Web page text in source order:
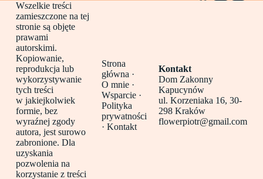
Wszelkie treści
zamieszczone na tej
stronie są objęte
prawami
autorskimi.
Kopiowanie,
reprodukcja lub
wykorzystywanie
tych treści
w jakiejkolwiek
formie, bez
wyraźnej zgody
autora, jest surowo
zabronione. Dla
uzyskania
pozwolenia na
korzystanie z treści
Strona
główna ·
O mnie ·
Wsparcie ·
Polityka
prywatności
·Kontakt
Kontakt
Dom Zakonny
Kapucynów
ul. Korzeniaka 16, 30-
298 Kraków
flowerpiotr@gmail.com